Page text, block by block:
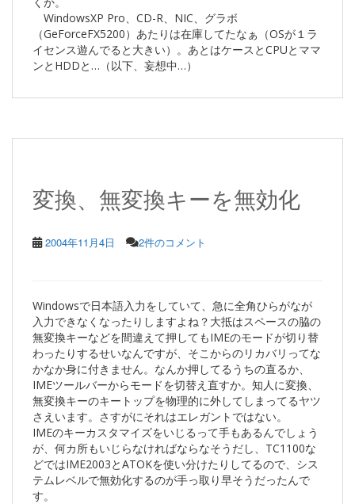
WindowsXP Pro、CD-R、NIC、グラボ
（GeForceFX5200）あたりは在庫してたなぁ（OSが１ラ
イセンス遊んでると大きい）。あとはケースとCPUとママ
ンとHDDと…（以下、妄想中…）
変換、無変換キーを無効化
2004年11月4日 2件のコメント
Windowsで日本語入力をしていて、急に全角ひらがなが
入力できなくなったりしますよね？大抵はスペースの脇の
無変換キーなどを間違えて押してもIMEのモードが切り替
わったりするせいなんですが、そこからのリカバリってな
かなか身に付きません。なんか押してるうちの直るか、
IMEツールバーからモードを切替え直すか。知人に変換、
無変換キーのキートップを物理的に外してしまってるヤツ
さえいます。さすがにそれはエレガントではない。
IMEのキーカスタマイズをいじるって手もあるんでしょう
が、何カ所もいじらなければならなそうだし、TC1100な
どではIME2003とATOKを使い分けたりしてるので、シス
テムレベルで無効化するのが手っ取り早そうだったんで
す。